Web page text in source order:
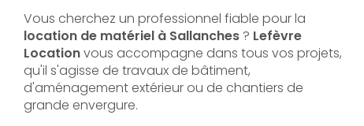
Vous cherchez un professionnel fiable pour la
location de matériel à Sallanches ? Lefèvre
Locationvous accompagne dans tous vos projets,
qu'il s'agisse de travaux de bâtiment,
d'aménagement extérieur ou de chantiers de
grande envergure.